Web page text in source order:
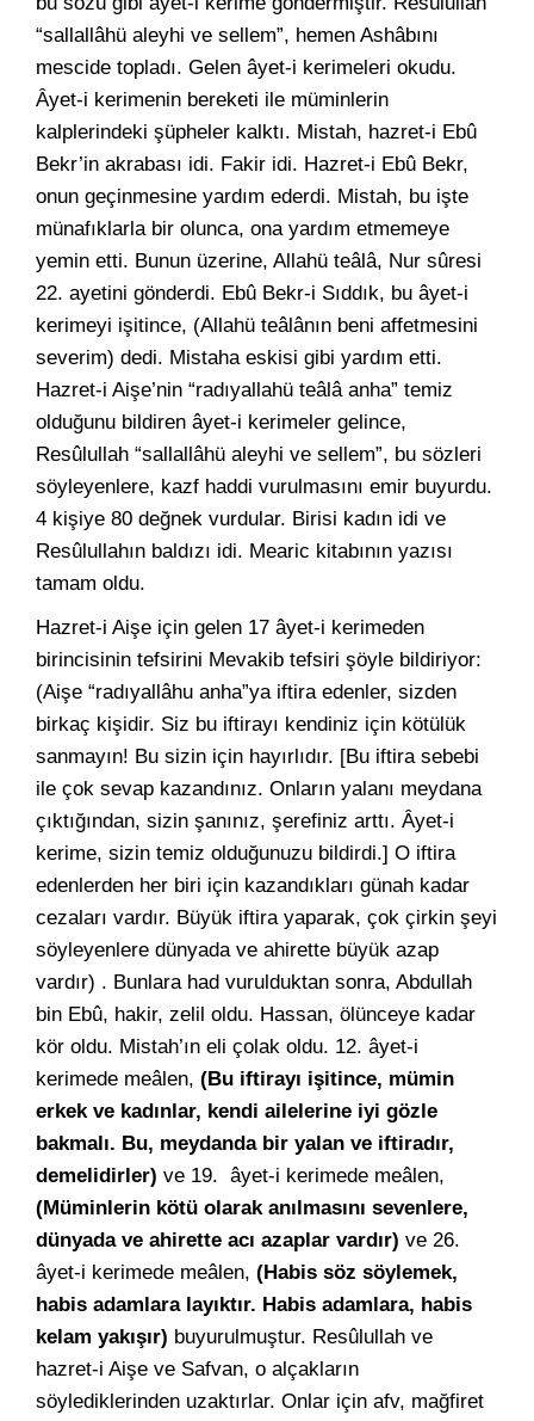
“sallallâhü aleyhi ve sellem”, hemen Ashâbını
mescide topladı. Gelen âyet-i kerimeleri okudu.
Âyet-i kerimenin bereketi ile müminlerin
kalplerindeki şüpheler kalktı. Mistah, hazret-i Ebû
Bekr’in akrabası idi. Fakir idi. Hazret-i Ebû Bekr,
onun geçinmesine yardım ederdi. Mistah, bu işte
münafıklarla bir olunca, ona yardım etmemeye
yemin etti. Bunun üzerine, Allahü teâlâ, Nur sûresi
22. ayetini gönderdi. Ebû Bekr-i Sıddık, bu âyet-i
kerimeyi işitince, (Allahü teâlânın beni affetmesini
severim) dedi. Mistaha eskisi gibi yardım etti.
Hazret-i Aişe’nin “radıyallahü teâlâ anha” temiz
olduğunu bildiren âyet-i kerimeler gelince,
Resûlullah “sallallâhü aleyhi ve sellem”, bu sözleri
söyleyenlere, kazf haddi vurulmasını emir buyurdu.
4 kişiye 80 değnek vurdular. Birisi kadın idi ve
Resûlullahın baldızı idi. Mearic kitabının yazısı
tamam oldu.
Hazret-i Aişe için gelen 17 âyet-i kerimeden
birincisinin tefsirini Mevakib tefsiri şöyle bildiriyor:
(Aişe “radıyallâhu anha”ya iftira edenler, sizden
birkaç kişidir. Siz bu iftirayı kendiniz için kötülük
sanmayın! Bu sizin için hayırlıdır. [Bu iftira sebebi
ile çok sevap kazandınız. Onların yalanı meydana
çıktığından, sizin şanınız, şerefiniz arttı. Âyet-i
kerime, sizin temiz olduğunuzu bildirdi.] O iftira
edenlerden her biri için kazandıkları günah kadar
cezaları vardır. Büyük iftira yaparak, çok çirkin şeyi
söyleyenlere dünyada ve ahirette büyük azap
vardır) . Bunlara had vurulduktan sonra, Abdullah
bin Ebû, hakir, zelil oldu. Hassan, ölünceye kadar
kör oldu. Mistah’ın eli çolak oldu. 12. âyet-i
kerimede meâlen, (Bu iftirayı işitince, mümin
erkek ve kadınlar, kendi ailelerine iyi gözle
bakmalı. Bu, meydanda bir yalan ve iftiradır,
demelidirler) ve 19. âyet-i kerimede meâlen,
(Müminlerin kötü olarak anılmasını sevenlere,
dünyada ve ahirette acı azaplar vardır) ve 26.
âyet-i kerimede meâlen, (Habis söz söylemek,
habis adamlara layıktır. Habis adamlara, habis
kelam yakışır) buyurulmuştur. Resûlullah ve
hazret-i Aişe ve Safvan, o alçakların
söylediklerinden uzaktırlar. Onlar için afv, mağfiret